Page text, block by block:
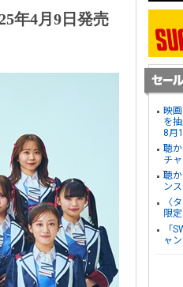
年4月9日発売
映
を
8月
聴
チ
聴
ン
〈
限
「
ャ